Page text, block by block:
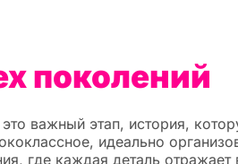
поколений
важный этап, история,
идеально
где каждая деталь